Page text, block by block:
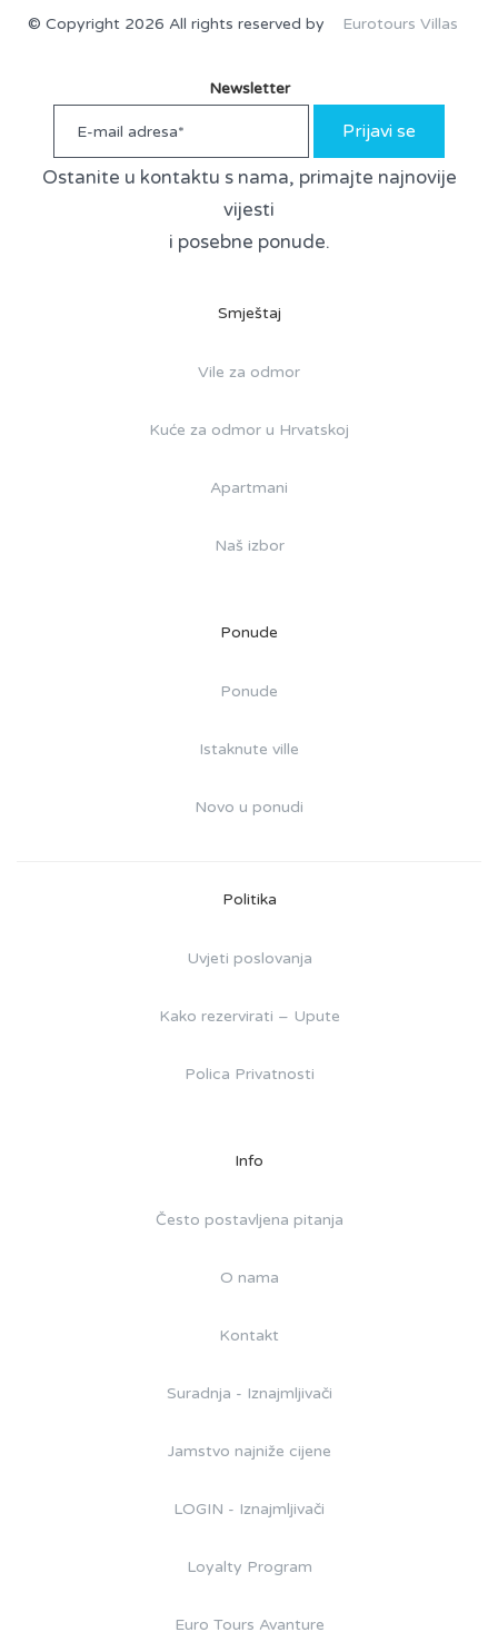
© Copyright 2026 All rights reserved by Eurotours Villas
Newsletter
Prijavi se
Ostanite u kontaktu s nama, primajte najnovije
vijesti
i posebne ponude.
Smještaj
Vile za odmor
Kuće za odmor u Hrvatskoj
Apartmani
Naš izbor
Ponude
Ponude
Istaknute ville
Novo u ponudi
Politika
Uvjeti poslovanja
Kako rezervirati – Upute
Polica Privatnosti
Info
Često postavljena pitanja
O nama
Kontakt
Suradnja - Iznajmljivači
Jamstvo najniže cijene
LOGIN - Iznajmljivači
Loyalty Program
Euro Tours Avanture